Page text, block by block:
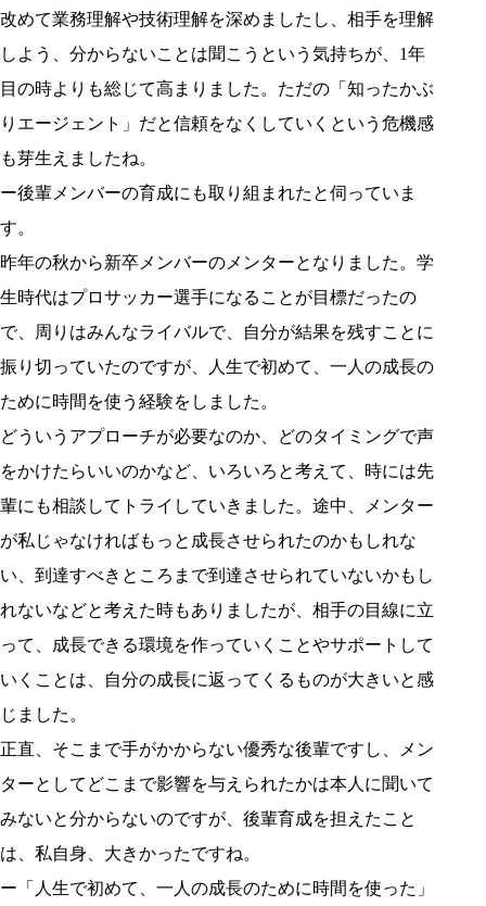
改めて業務理解や技術理解を深めましたし、相手を理解
しよう、分からないことは聞こうという気持ちが、1年
目の時よりも総じて高まりました。ただの「知ったかぶ
りエージェント」だと信頼をなくしていくという危機感
も芽生えましたね。
ー後輩メンバーの育成にも取り組まれたと伺っていま
す。
昨年の秋から新卒メンバーのメンターとなりました。学
生時代はプロサッカー選手になることが目標だったの
で、周りはみんなライバルで、自分が結果を残すことに
振り切っていたのですが、人生で初めて、一人の成長の
ために時間を使う経験をしました。
どういうアプローチが必要なのか、どのタイミングで声
をかけたらいいのかなど、いろいろと考えて、時には先
輩にも相談してトライしていきました。途中、メンター
が私じゃなければもっと成長させられたのかもしれな
い、到達すべきところまで到達させられていないかもし
れないなどと考えた時もありましたが、相手の目線に立
って、成長できる環境を作っていくことやサポートして
いくことは、自分の成長に返ってくるものが大きいと感
じました。
正直、そこまで手がかからない優秀な後輩ですし、メン
ターとしてどこまで影響を与えられたかは本人に聞いて
みないと分からないのですが、後輩育成を担えたこと
は、私自身、大きかったですね。
ー「人生で初めて、一人の成長のために時間を使った」